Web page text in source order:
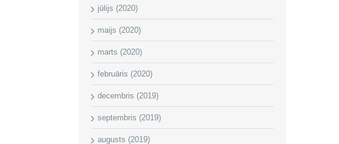
jūlijs (2020)
maijs (2020)
marts (2020)
februāris (2020)
decembris (2019)
septembris (2019)
augusts (2019)